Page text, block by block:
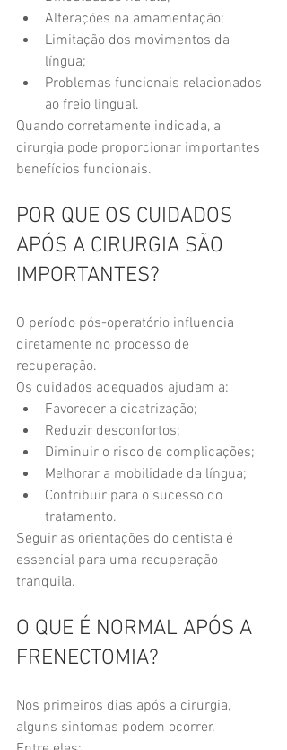
Alterações na amamentação;
Limitação dos movimentos da
língua;
Problemas funcionais relacionados
ao freio lingual.
Quando corretamente indicada, a
cirurgia pode proporcionar importantes
benefícios funcionais.
POR QUE OS CUIDADOS
APÓS A CIRURGIA SÃO
IMPORTANTES?
O período pós-operatório influencia
diretamente no processo de
recuperação.
Os cuidados adequados ajudam a:
Favorecer a cicatrização;
Reduzir desconfortos;
Diminuir o risco de complicações;
Melhorar a mobilidade da língua;
Contribuir para o sucesso do
tratamento.
Seguir as orientações do dentista é
essencial para uma recuperação
tranquila.
O QUE É NORMAL APÓS A
FRENECTOMIA?
Nos primeiros dias após a cirurgia,
alguns sintomas podem ocorrer.